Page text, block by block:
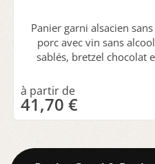
Panier garni alsacien
porc avec vin sans
sablés, bretzel chocolat
41,70 €